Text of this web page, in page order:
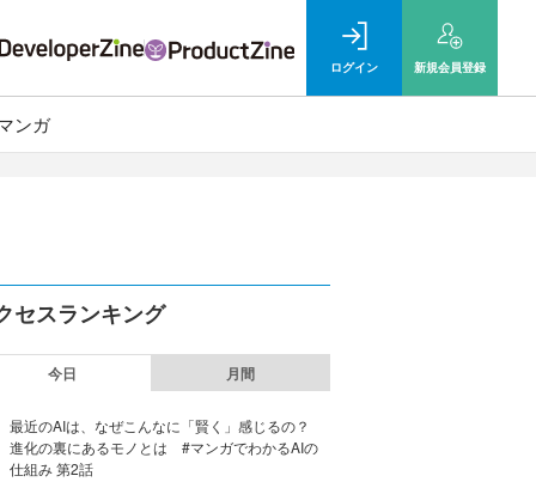
ログイン 新規会員登録
ンガ
セスランキング
今日 月間
最近のAIは、なぜこんなに「賢く」感じるの？
進化の裏にあるモノとは #マンガでわかるAIの
仕組み 第2話